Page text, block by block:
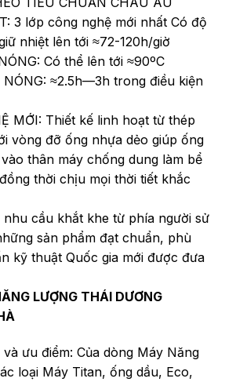
3 lớp công nghệ mới nhất Có độ
nhiệt lên tới ≈72-120h/giờ
Có thể lên tới ≈90ºC
≈2.5h—3h trong điều kiện
MỚI: Thiết kế linh hoạt từ thép
vòng đỡ ống nhựa dẻo giúp ống
thân máy chống dung làm bể
thời chịu mọi thời tiết khắc
nhu cầu khắt khe từ phía người sử
sản phẩm đạt chuẩn, phù
kỹ thuật Quốc gia mới được đưa
LƯỢNG THÁI DƯƠNG
ưu điểm: Của dòng Máy Năng
loại Máy Titan, ống dầu, Eco,